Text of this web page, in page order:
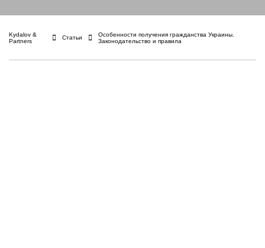
Kydalov &
Partners
Статьи
Особенности получения гражданства Украины.
Законодательство и правила